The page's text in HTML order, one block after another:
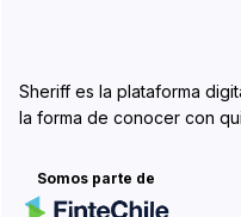
Sheriff es la plataforma
la forma de conocer con
Somos parte de